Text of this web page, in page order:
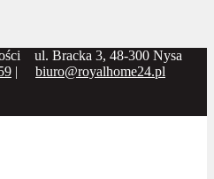
ul. Bracka 3, 48-300 Nysa
| biuro@royalhome24.pl